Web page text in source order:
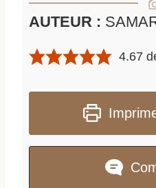
AUTEUR :
4.67